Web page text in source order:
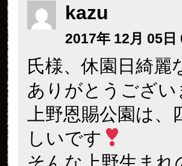
kazu
2017年 12月 05日
氏様、休園日綺麗
ありがとうござい
上野恩賜公園は
しいです